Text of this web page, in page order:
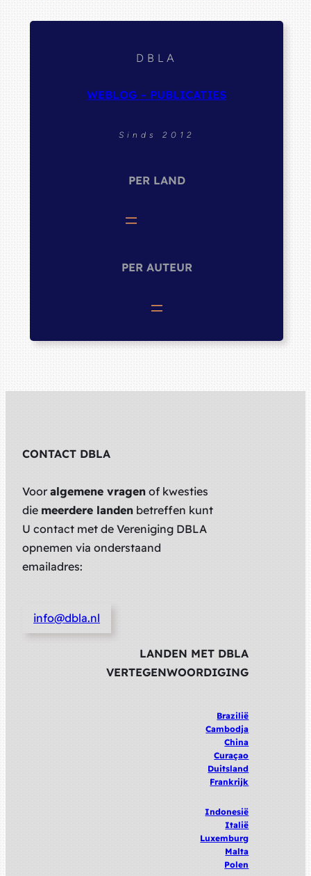
DBLA
WEBLOG – PUBLICATIES
Sinds 2012
PER LAND
PER AUTEUR
CONTACT DBLA
Vooralgemene vragen of kwesties
die meerdere landen betreffen kunt
U contact met de Vereniging DBLA
opnemen via onderstaand
emailadres:
info@dbla.nl
LANDEN MET DBLA
VERTEGENWOORDIGING
Brazilië
Cambodja
China
Curaçao
Duitsland
Frankrijk
Indonesië
Italië
Luxemburg
Malta
Polen